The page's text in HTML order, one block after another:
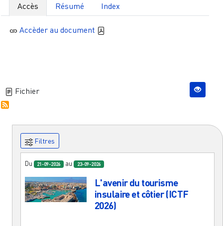
Accès Résumé Index
Accèder au document
Fichier
Filtres
Du 21-09-2026 au 23-09-2026
L'avenir du tourisme
insulaire et côtier (ICTF
2026)